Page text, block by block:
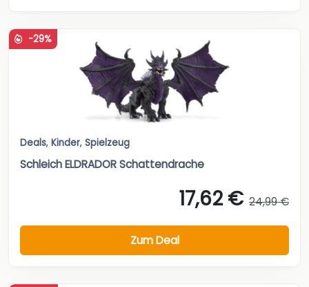
-29%
Deals, Kinder, Spielzeug
Schleich ELDRADOR Schattendrache
17,62 € 24,99 €
Zum Deal